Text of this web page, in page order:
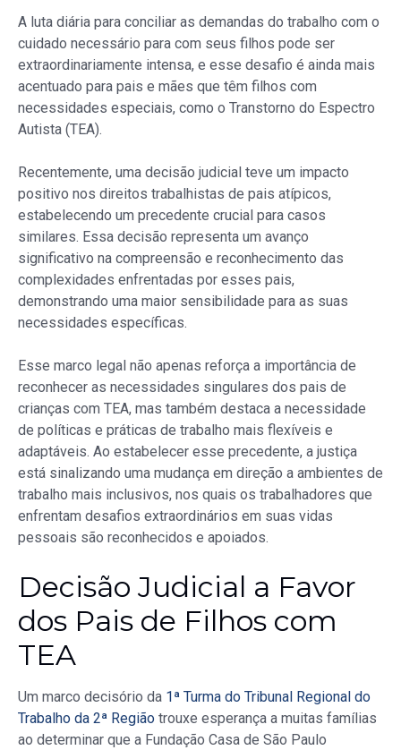
A luta diária para conciliar as demandas do trabalho com o
cuidado necessário para com seus filhos pode ser
extraordinariamente intensa, e esse desafio é ainda mais
acentuado para pais e mães que têm filhos com
necessidades especiais, como o Transtorno do Espectro
Autista (TEA).
Recentemente, uma decisão judicial teve um impacto
positivo nos direitos trabalhistas de pais atípicos,
estabelecendo um precedente crucial para casos
similares. Essa decisão representa um avanço
significativo na compreensão e reconhecimento das
complexidades enfrentadas por esses pais,
demonstrando uma maior sensibilidade para as suas
necessidades específicas.
Esse marco legal não apenas reforça a importância de
reconhecer as necessidades singulares dos pais de
crianças com TEA, mas também destaca a necessidade
de políticas e práticas de trabalho mais flexíveis e
adaptáveis. Ao estabelecer esse precedente, a justiça
está sinalizando uma mudança em direção a ambientes de
trabalho mais inclusivos, nos quais os trabalhadores que
enfrentam desafios extraordinários em suas vidas
pessoais são reconhecidos e apoiados.
Decisão Judicial a Favor
dos Pais de Filhos com
TEA
Um marco decisório da 1ª Turma do Tribunal Regional do
Trabalho da 2ª Região trouxe esperança a muitas famílias
ao determinar que a Fundação Casa de São Paulo